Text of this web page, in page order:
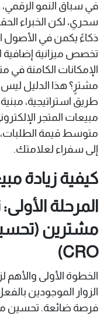
في سباق النمو الرقمي،
سحري، لكن الخبراء
ذكاءً يكمن في الأصول
تخصص ميزانية
الإمكانات الكامنة في
مشترٍ؟ هذا الدليل
طريق استراتيجية،
مبيعات المتجر
متوسط قيمة الطلبات،
إلى سفراء لعلامتك.
كيفية زيادة
المرحلة
مشترين
CRO)
الخطوة الأولى والأهم
الزوار الموجودين